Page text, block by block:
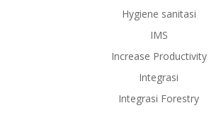
Hygiene sanitasi
IMS
Increase Productivity
Integrasi
Integrasi Forestry